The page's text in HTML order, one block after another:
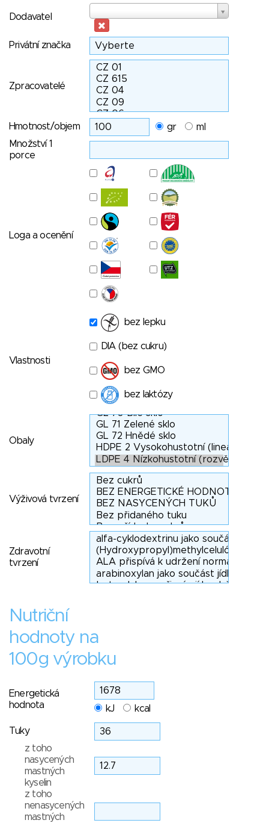
Dodavatel
Privátní značka
Zpracovatelé
Hmotnost/objem gr
ml
Množství 1
porce
Loga a ocenění
Vlastnosti
bez lepku
DIA (bez cukru)
bez GMO
bez laktózy
Obaly
Výživová tvrzení
Zdravotní
tvrzení
Nutriční
hodnoty na
100g výrobku
Energetická
hodnota
kJ kcal
Tuky
z toho
nasycených
mastných
kyselin
z toho
nenasycených
mastných